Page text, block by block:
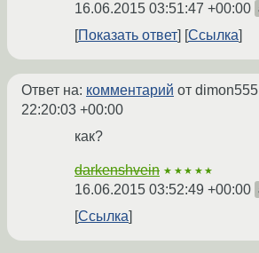
16.06.2015 03:51:47 +00:00
Показать ответ Ссылка
Ответ на: комментарий от dimon555
22:20:03 +00:00
как?
darkenshvein ★★★★★
16.06.2015 03:52:49 +00:00
Ссылка